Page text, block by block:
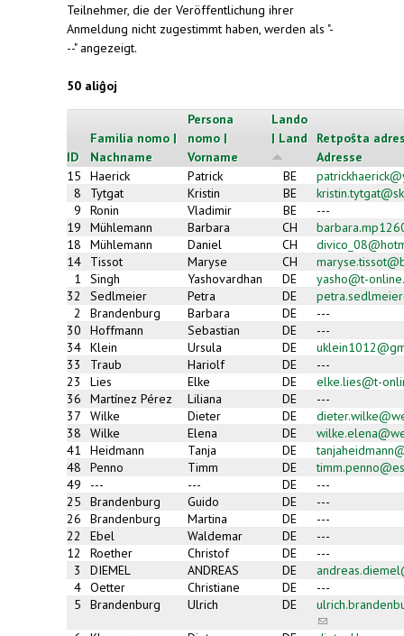
Teilnehmer, die der Veröffentlichung ihrer
Anmeldung nicht zugestimmt haben, werden als "-
--" angezeigt.
50 aliĝoj
ID
Familia nomo |
Nachname
Persona
nomo |
Vorname
Lando
| Land
Retpoŝta
Adresse
15
Haerick Patrick BE
8
Tytgat Kristin BE
9
Ronin Vladimir BE
---
19
Mühlemann Barbara CH
18
Mühlemann Daniel CH
14
Tissot Maryse CH
1
Singh Yashovardhan DE
yasho@t-
32
Sedlmeier Petra DE
2
Brandenburg Barbara DE
---
30
Hoffmann Sebastian DE
---
34 Klein Ursula DE
33
Traub Hariolf DE
---
23
Lies Elke DE
elke.lies@t-
36
Martínez Pérez Liliana DE
---
37
Wilke Dieter DE
38
Wilke Elena DE
41
Heidmann Tanja DE
48
Penno Timm DE
49
--- --- DE
---
25
Brandenburg Guido DE
---
26
Brandenburg Martina DE
---
22
Ebel Waldemar DE
---
12
Roether Christof DE
---
3
DIEMEL ANDREAS DE
4 Oetter Christiane DE
---
5
Brandenburg Ulrich DE
(link